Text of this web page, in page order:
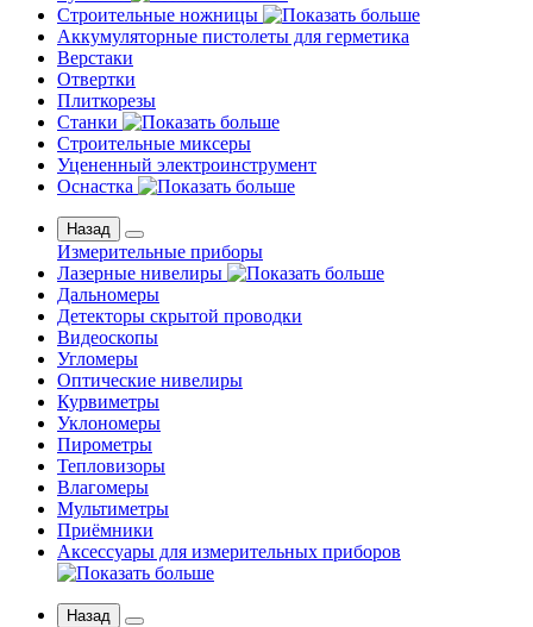
Строительные ножницы
Аккумуляторные пистолеты для герметика
Верстаки
Отвертки
Плиткорезы
Станки
Строительные миксеры
Уцененный электроинструмент
Оснастка
Назад
Измерительные приборы
Лазерные нивелиры
Дальномеры
Детекторы скрытой проводки
Видеоскопы
Угломеры
Оптические нивелиры
Курвиметры
Уклономеры
Пирометры
Тепловизоры
Влагомеры
Мультиметры
Приёмники
Аксессуары для измерительных приборов
Назад